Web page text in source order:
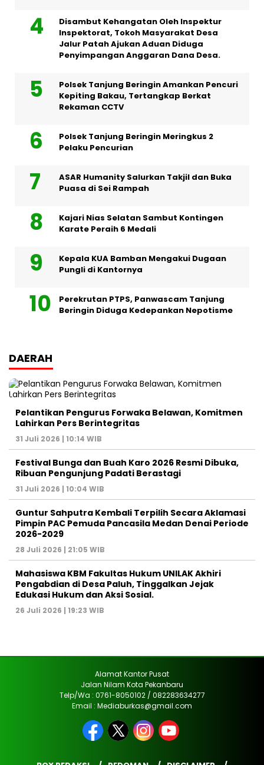
Disambut Kehangatan Oleh Inspektur
Inspektorat, Tokoh Masyarakat Desa
Jalur Patah Ajukan Aduan Diduga
Penyimpangan Anggaran Dana Desa.
Polsek Tanjung Beringin Amankan Pencuri
Kepiting Bakau, Tertangkap Berkat
Rekaman CCTV
Polsek Tanjung Beringin Meringkus 2
Pelaku Pencurian
ASAR Humanity Salurkan Takjil dan Buka
Puasa di Sei Rampah
Kajari Nias Selatan Sambut Kontingen
Karate Peraih 6 Medali
Kepala KUA Bamban Mengakui Dugaan
Pungli di Kantornya
Perekrutan PTPS, Panwascam Tanjung
Beringin Diduga Kedepankan Nepotisme
DAERAH
Pelantikan Pengurus Forwaka Belawan, Komitmen
Lahirkan Pers Berintegritas
31 Juli 2026 | 10:14 WIB
Festival Bunga dan Buah Karo 2026 Resmi Dibuka,
Ribuan Pengunjung Padati Berastagi
31 Juli 2026 | 10:04 WIB
Guntur Sahputra Kembali Terpilih Secara Aklamasi
Pimpin PAC Pemuda Pancasila Medan Denai Periode
2026-2029
28 Juli 2026 | 21:05 WIB
Mahasiswa KBM Fakultas Hukum UNILAK Akhiri
Pengabdian di Desa Paluh, Tinggalkan Jejak
Edukasi Hukum dan Aksi Sosial.
26 Juli 2026 | 19:23 WIB
Alamat Kantor Pusat
Jalan Nilam Kota Pekanbaru
Telp/Wa : 0761-8050102 / 082283634277
Email : Mediaburkas@gmail.com